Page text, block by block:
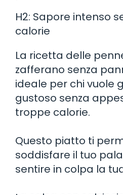
H2: Sapore intenso
calorie
La ricetta delle
zafferano senza
ideale per chi vuole
gustoso senza
troppe calorie.
Questo piatto ti
soddisfare il tuo
sentire in colpa la